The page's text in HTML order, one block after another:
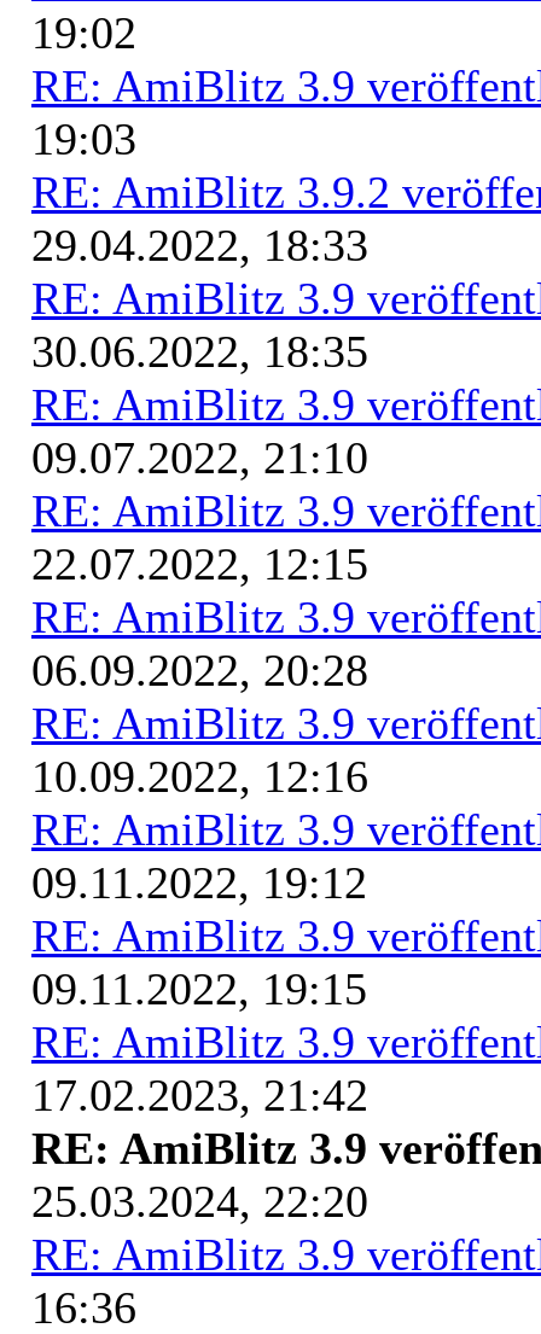
19:02
RE: AmiBlitz 3.9
19:03
RE: AmiBlitz 3.9.2
29.04.2022, 18:33
RE: AmiBlitz 3.9
30.06.2022, 18:35
RE: AmiBlitz 3.9
09.07.2022, 21:10
RE: AmiBlitz 3.9
22.07.2022, 12:15
RE: AmiBlitz 3.9
06.09.2022, 20:28
RE: AmiBlitz 3.9
10.09.2022, 12:16
RE: AmiBlitz 3.9
09.11.2022, 19:12
RE: AmiBlitz 3.9
09.11.2022, 19:15
RE: AmiBlitz 3.9
17.02.2023, 21:42
RE: AmiBlitz 3.9
25.03.2024, 22:20
RE: AmiBlitz 3.9
16:36